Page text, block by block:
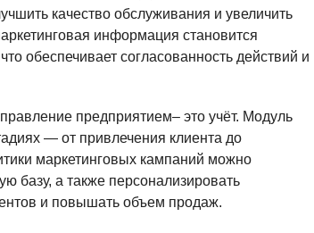
качество обслуживания и увеличить
информация становится
обеспечивает согласованность действий и
предприятием– это учёт. Модуль
— от привлечения клиента до
маркетинговых кампаний можно
базу, а также персонализировать
и повышать объем продаж.